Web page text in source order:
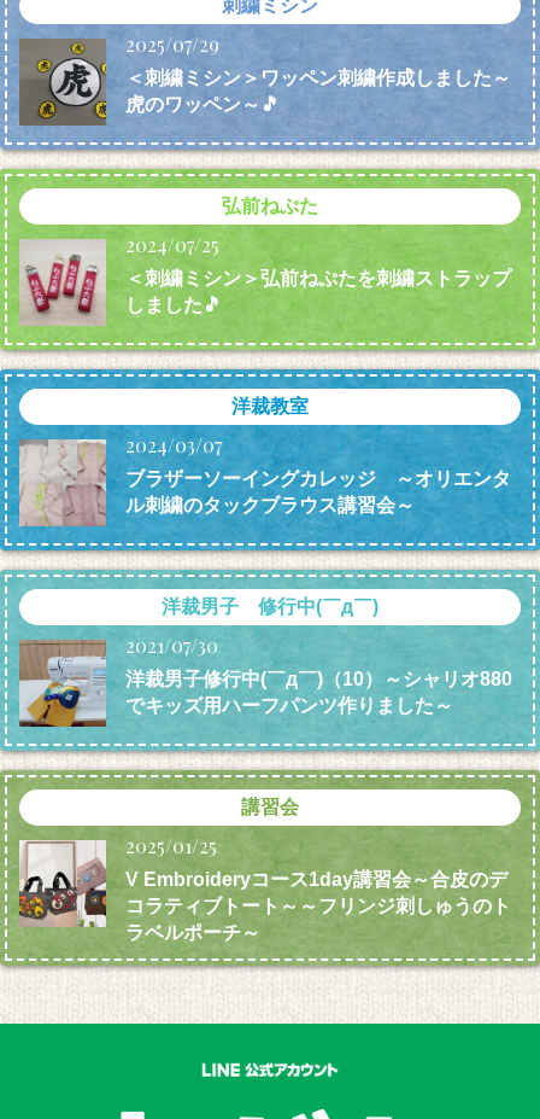
刺繍ミシン
2025/07/29
＜刺繍ミシン＞ワッペン刺繍作成しました～
虎のワッペン～🎵
弘前ねぷた
2024/07/25
＜刺繍ミシン＞弘前ねぷたを刺繍ストラップ
しました🎵
洋裁教室
2024/03/07
ブラザーソーイングカレッジ ～オリエンタ
ル刺繍のタックブラウス講習会～
洋裁男子 修行中(￣д￣)
2021/07/30
洋裁男子修行中(￣д￣)（10）～シャリオ880
でキッズ用ハーフパンツ作りました～
講習会
2025/01/25
V Embroideryコース1day講習会～合皮のデ
コラティブトート～～フリンジ刺しゅうのト
ラベルポーチ～